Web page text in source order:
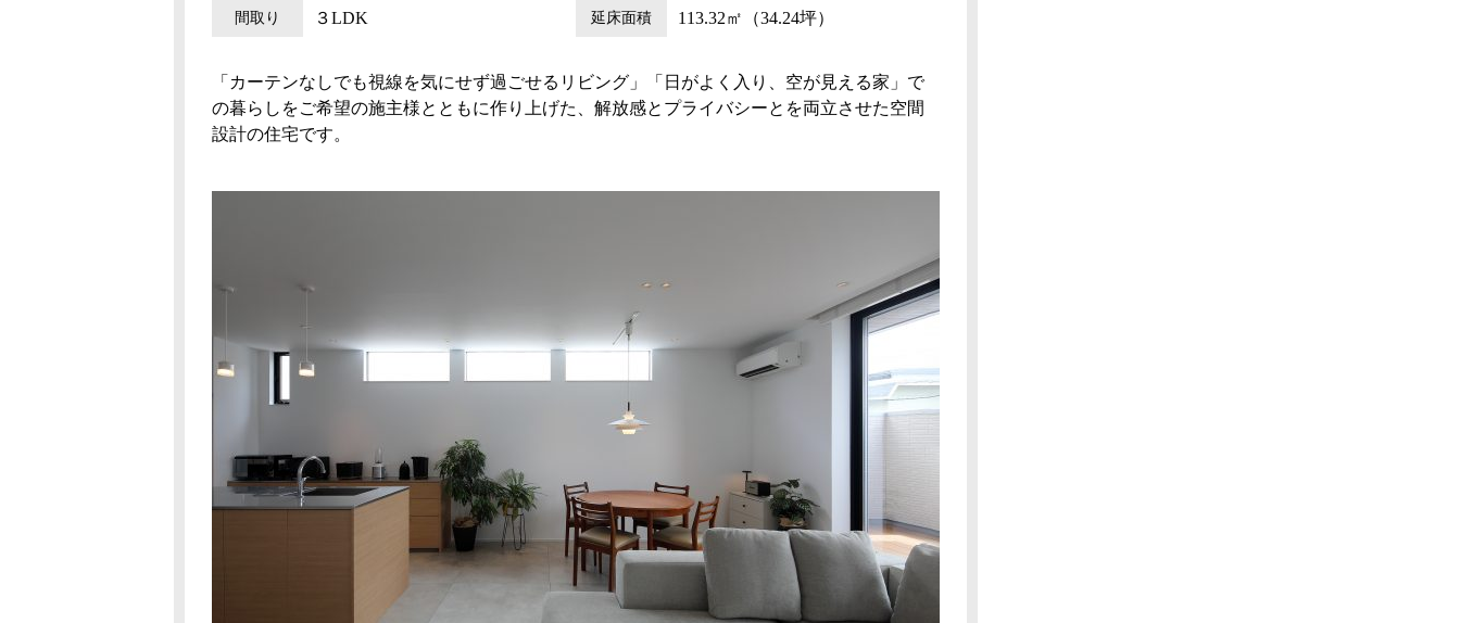
間取り ３LDK 延床面積 113.32㎡（34.24坪）
「カーテンなしでも視線を気にせず過ごせるリビング」「日がよく入り、空が見える家」で
の暮らしをご希望の施主様とともに作り上げた、解放感とプライバシーとを両立させた空間
設計の住宅です。